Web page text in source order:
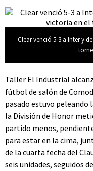
Clear venció 5-3 a Inter y
Taller El Industrial
fútbol de salón de
pasado estuvo
la División de Honor
partido menos,
para estar en la cima,
de la cuarta fecha del
seis unidades, seguidos